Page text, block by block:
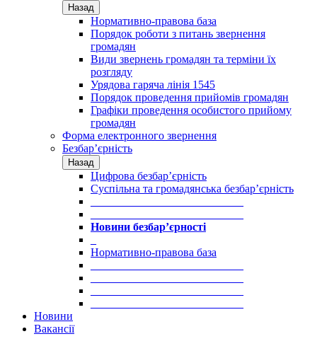
Назад
Нормативно-правова база
Порядок роботи з питань звернення
громадян
Види звернень громадян та терміни їх
розгляду
Урядова гаряча лінія 1545
Порядок проведення прийомів громадян
Графіки проведення особистого прийому
громадян
Форма електронного звернення
Безбар’єрність
Назад
Цифрова безбар’єрність
Суспільна та громадянська безбар’єрність
Новини безбар’єрності
Нормативно-правова база
Новини
Вакансії